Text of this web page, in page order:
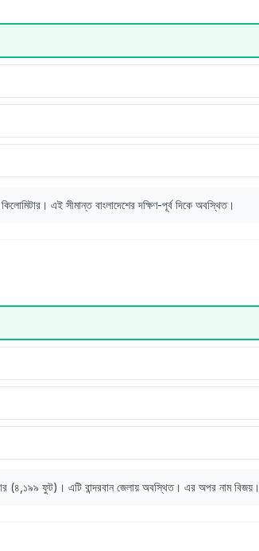
কিলোমিটার। এই সীমান্ত বাংলাদেশের দক্ষিণ-পূর্ব দিকে অবস্থিত।
(৪,১৯৯ ফুট)। এটি বান্দরবান জেলায় অবস্থিত। এর অপর নাম বিজয়।